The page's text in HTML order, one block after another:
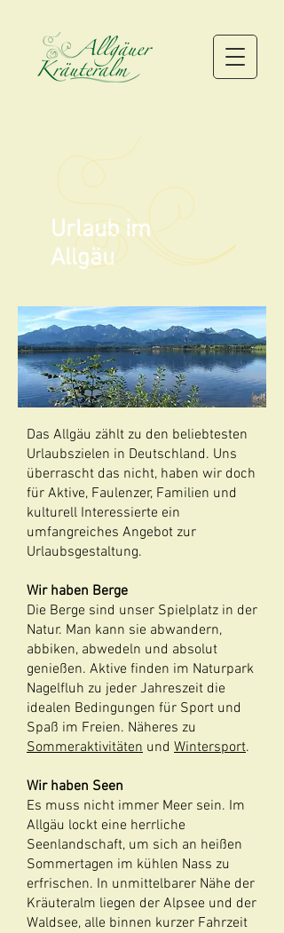
Urlaub im
Allgäu
Das Allgäu zählt zu den beliebtesten
Urlaubszielen in Deutschland. Uns
überrascht das nicht, haben wir doch
für Aktive, Faulenzer, Familien und
kulturell Interessierte ein
umfangreiches Angebot zur
Urlaubsgestaltung.
Wir haben Berge
Die Berge sind unser Spielplatz in der
Natur. Man kann sie abwandern,
abbiken, abwedeln und absolut
genießen. Aktive finden im Naturpark
Nagelfluh zu jeder Jahreszeit die
idealen Bedingungen für Sport und
Spaß im Freien. Näheres zu
Sommeraktivitäten und Wintersport.
Wir haben Seen
Es muss nicht immer Meer sein. Im
Allgäu lockt eine herrliche
Seenlandschaft, um sich an heißen
Sommertagen im kühlen Nass zu
erfrischen. In unmittelbarer Nähe der
Kräuteralm liegen der Alpsee und der
Waldsee, alle binnen kurzer Fahrzeit